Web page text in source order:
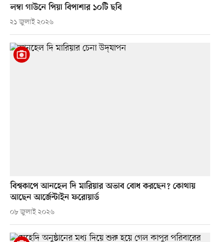
লম্বা গাউনে পিয়া বিপাশার ১০টি ছবি
২১ জুলাই ২০২৬
বিশ্বকাপে আনহেল দি মারিয়ার অভাব বোধ করছেন? কোথায়
আছেন আর্জেন্টাইন ফরোয়ার্ড
০৮ জুলাই ২০২৬